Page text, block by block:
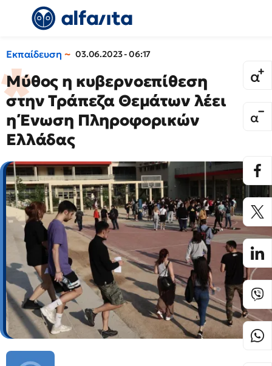
Εκπαίδευση 03.06.2023 - 06:17
Μύθος η κυβερνοεπίθεση
στην Τράπεζα Θεμάτων λέει
η Ένωση Πληροφορικών
Ελλάδας